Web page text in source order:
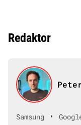
Redaktor
Samsung •